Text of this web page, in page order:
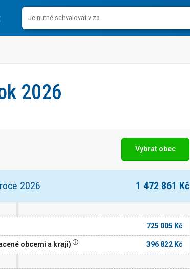
2026
Vybrat obec
2026 1 472 861 Kč
725 005 Kč
obcemi a kraji) 396 822 Kč